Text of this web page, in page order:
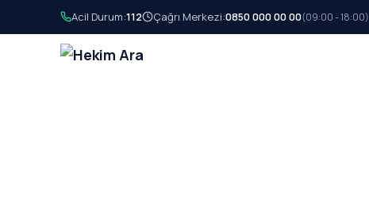
Acil Durum:112 Çağrı Merkezi:0850 000 00 00(09:00 - 18:00)